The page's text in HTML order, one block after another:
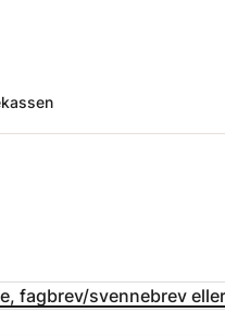
fagbrev/svennebrev